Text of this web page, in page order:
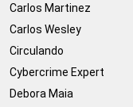
Carlos Martinez
Carlos Wesley
Circulando
Cybercrime Expert
Debora Maia